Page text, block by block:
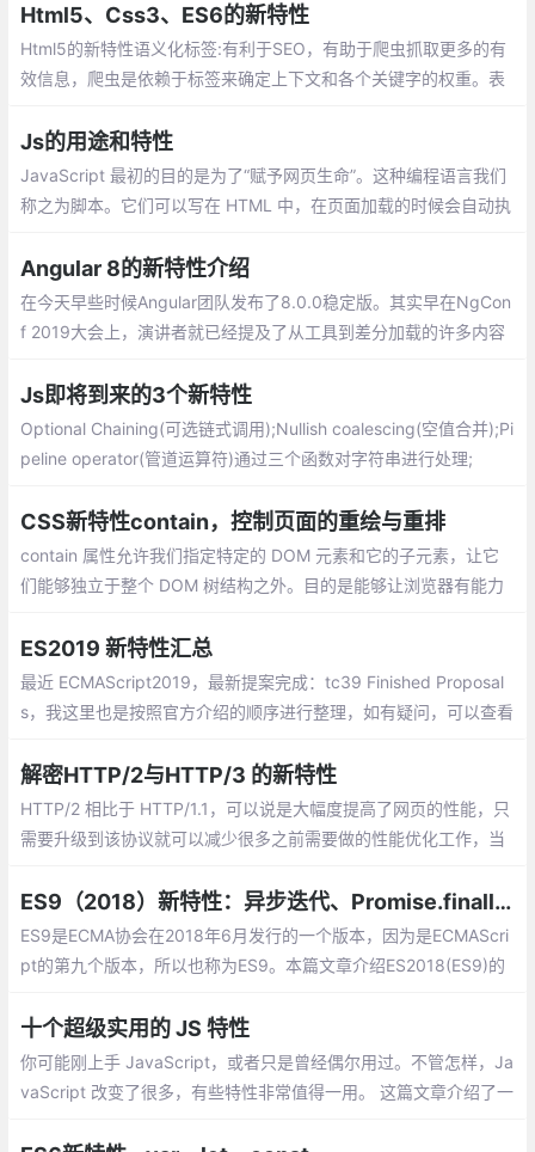
Html5、Css3、ES6的新特性
Html5的新特性语义化标签:有利于SEO，有助于爬虫抓取更多的有
效信息，爬虫是依赖于标签来确定上下文和各个关键字的权重。表
Js的用途和特性
JavaScript 最初的目的是为了“赋予网页生命”。这种编程语言我们
称之为脚本。它们可以写在 HTML 中，在页面加载的时候会自动执
可运行。
Angular 8的新特性介绍
在今天早些时候Angular团队发布了8.0.0稳定版。其实早在NgCon
f 2019大会上，演讲者就已经提及了从工具到差分加载的许多内容
绍，希望可以帮助大家快速了解新版本
Js即将到来的3个新特性
Optional Chaining(可选链式调用);Nullish coalescing(空值合并);Pi
peline operator(管道运算符)通过三个函数对字符串进行处理;
CSS新特性contain，控制页面的重绘与重排
contain 属性允许我们指定特定的 DOM 元素和它的子元素，让它
们能够独立于整个 DOM 树结构之外。目的是能够让浏览器有能力
ES2019 新特性汇总
最近 ECMAScript2019，最新提案完成：tc39 Finished Proposal
s，我这里也是按照官方介绍的顺序进行整理，如有疑问，可以查看
一起看哈。
解密HTTP/2与HTTP/3 的新特性
HTTP/2 相比于 HTTP/1.1，可以说是大幅度提高了网页的性能，只
需要升级到该协议就可以减少很多之前需要做的性能优化工作，当
一。
ES9（2018）新特性：异步迭代、Promise.finally、Rest/Spread等
ES9是ECMA协会在2018年6月发行的一个版本，因为是ECMAScri
pt的第九个版本，所以也称为ES9。本篇文章介绍ES2018(ES9)的
十个超级实用的 JS 特性
你可能刚上手 JavaScript，或者只是曾经偶尔用过。不管怎样，Ja
vaScript 改变了很多，有些特性非常值得一用。 这篇文章介绍了一